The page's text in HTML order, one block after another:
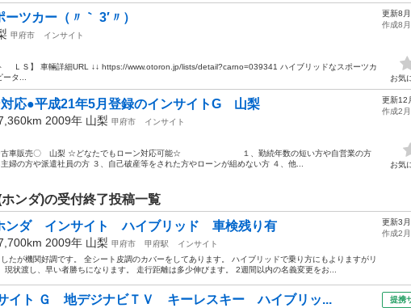
ツカー（〃｀ 3′〃）
甲府市
インサイト
ＬＳ】 車輛詳細URL ↓↓ https://www.otoron.jp/lists/detail?carno=039341 ハイブリッドなスポーツカ
タ...
更新8
作成8
お気
応●平成21年5月登録のインサイトG 山梨
2009年 山梨 甲府市
インサイト
中古車販売〇 山梨 ☆どなたでもローン対応可能☆ １、勤続年数の短い方や自営業の方
婦の方や派遣社員の方 ３、自己破産等をされた方やローンが組めない方 ４、他...
更新12
作成2
お気
ンダ)の受付終了投稿一覧
ホンダ インサイト ハイブリッド 車検残り有
2009年 山梨 甲府市 甲府駅
インサイト
たが機関好調です。 全シート皮調のカバーをしてあります。 ハイブリッドで乗り方にもよりますがリ
現状渡し、早い者勝ちになります。 走行距離は多少伸びます。 2週間以内の名義変更をお...
更新3
作成2
イト Ｇ 地デジナビＴＶ キーレスキー ハイブリッ... 提携